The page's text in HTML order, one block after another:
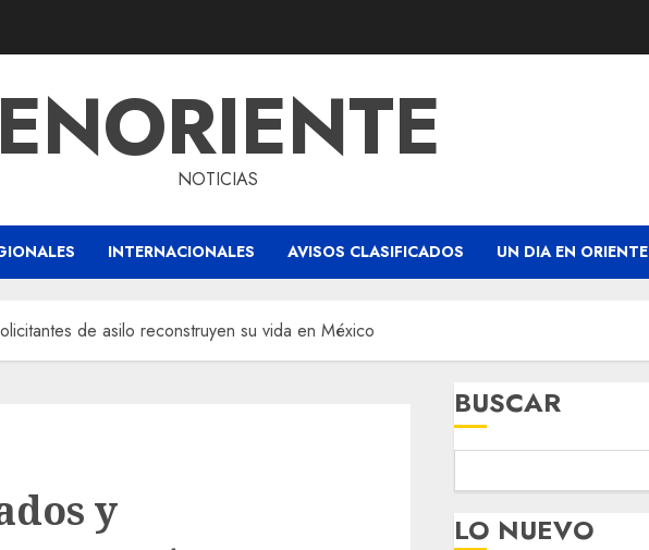
ENORIENTE
NOTICIAS
INTERNACIONALES AVISOS CLASIFICADOS UN DIA EN ORIENTE
de asilo reconstruyen su vida en México
y
BUSCAR
LO NUEVO